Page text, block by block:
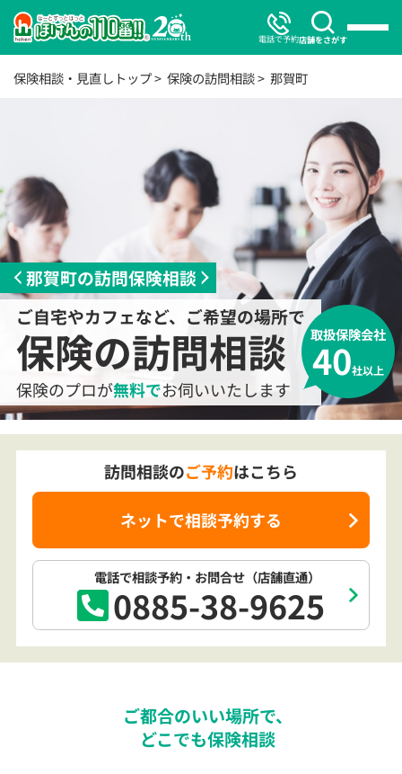
電話で予約店舗をさがす
保険相談・見直しトップ 保険の訪問相談 那賀町
那賀町の訪問保険相談
ご自宅やカフェなど、ご希望の場所で
保険の訪問相談
保険のプロが無料でお伺いいたします
取扱保険会社
40社以上
電話で相談予約 ・お問合せ （店舗直通）
0885-38-9625
訪問相談のご予約はこちら
ネットで相談予約する
ご都合のいい場所で、
どこでも保険相談